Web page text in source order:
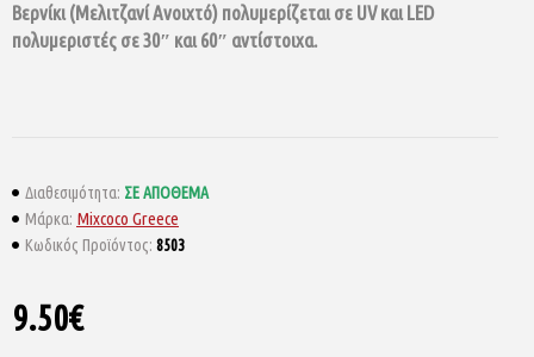
Βερνίκι (Μελιτζανί Ανοιχτό) πολυμερίζεται σε UV και LED
πολυμεριστές σε 30″ και 60″ αντίστοιχα.
Διαθεσιμότητα: ΣΕ ΑΠΌΘΕΜΑ
Μάρκα: Mixcoco Greece
Κωδικός Προϊόντος: 8503
9.50€